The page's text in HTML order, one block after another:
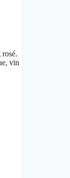
vin